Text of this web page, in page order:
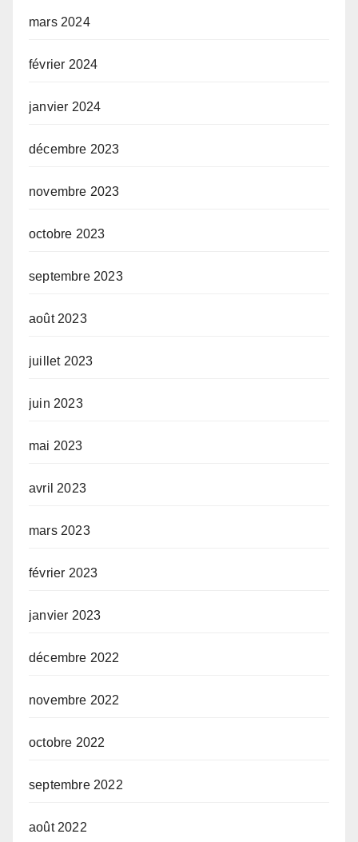
mars 2024
février 2024
janvier 2024
décembre 2023
novembre 2023
octobre 2023
septembre 2023
août 2023
juillet 2023
juin 2023
mai 2023
avril 2023
mars 2023
février 2023
janvier 2023
décembre 2022
novembre 2022
octobre 2022
septembre 2022
août 2022